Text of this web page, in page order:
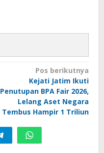
Pos berikutnya
Kejati Jatim Ikuti
Penutupan BPA Fair 2026,
Lelang Aset Negara
Tembus Hampir 1 Triliun